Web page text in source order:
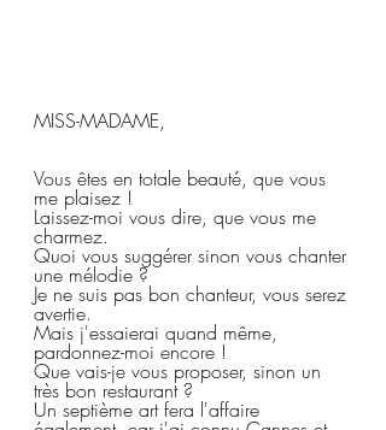
MISS-MADAME,
Vous êtes en totale beauté, que vous
me plaisez !
Laissez-moi vous dire, que vous me
charmez.
Quoi vous suggérer sinon vous chanter
une mélodie ?
Je ne suis pas bon chanteur, vous serez
avertie.
Mais j'essaierai quand même,
pardonnez-moi encore !
Que vais-je vous proposer, sinon un
très bon restaurant ?
Un septième art fera l'affaire